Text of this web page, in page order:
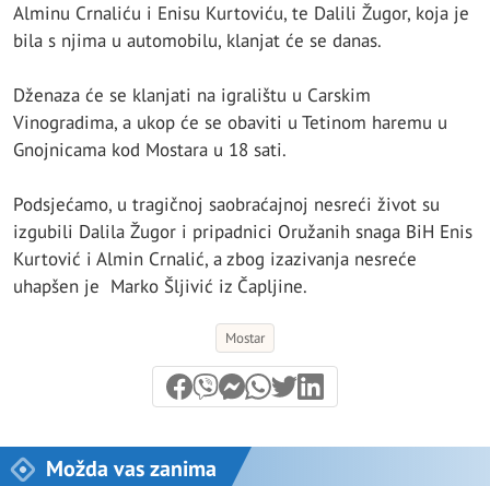
Alminu Crnaliću i Enisu Kurtoviću, te Dalili Žugor, koja je
bila s njima u automobilu, klanjat će se danas.
Dženaza će se klanjati na igralištu u Carskim
Vinogradima, a ukop će se obaviti u Tetinom haremu u
Gnojnicama kod Mostara u 18 sati.
Podsjećamo, u tragičnoj saobraćajnoj nesreći život su
izgubili Dalila Žugor i pripadnici Oružanih snaga BiH Enis
Kurtović i Almin Crnalić, a zbog izazivanja nesreće
uhapšen je Marko Šljivić iz Čapljine.
Mostar
Možda vas zanima